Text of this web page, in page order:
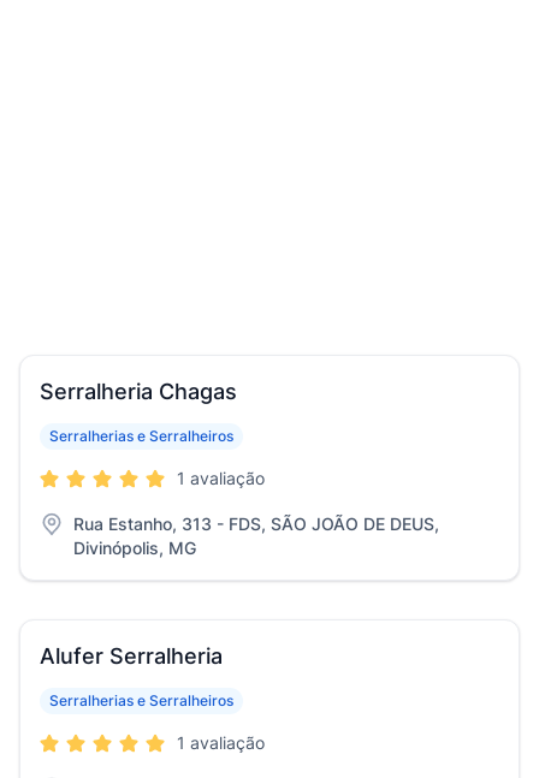
Serralheria Chagas
Serralherias e Serralheiros
1 avaliação
Rua Estanho, 313 - FDS, SÃO JOÃO DE DEUS,
Divinópolis, MG
Alufer Serralheria
Serralherias e Serralheiros
1 avaliação